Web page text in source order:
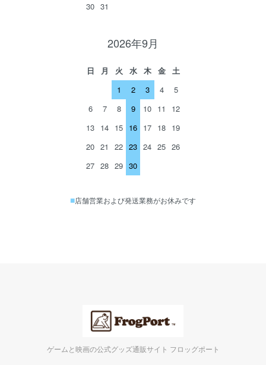
30 31
2026年9月
日 月 火 水 木 金
土
1
2 3 4
5
6
7 8 9 10 11
12
13 14 15 16 17 18 19
20 21 22 23 24 25 26
27 28 29 30
■店舗営業および発送業務がお休みです
ゲームと映画の公式グッズ通販サイト フロッグポート